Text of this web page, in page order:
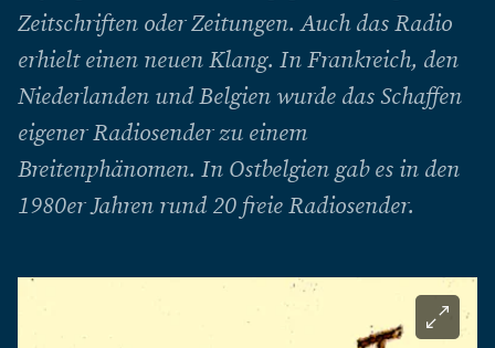
Zeitschriften oder Zeitungen. Auch das Radio
erhielt einen neuen Klang. In Frankreich, den
Niederlanden und Belgien wurde das Schaffen
eigener Radiosender zu einem
Breitenphänomen. In Ostbelgien gab es in den
1980er Jahren rund 20 freie Radiosender.